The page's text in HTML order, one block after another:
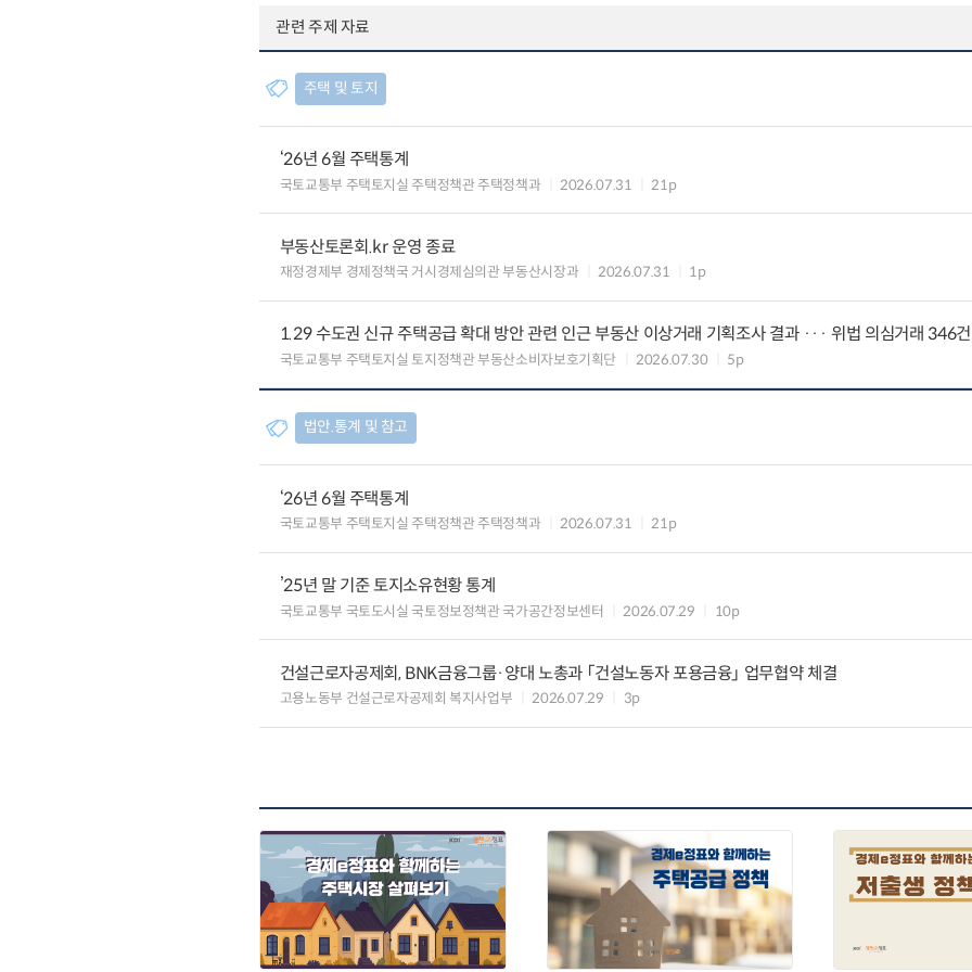
관련 주제 자료
주택 및 토지
‘26년 6월 주택통계
국토교통부 주택토지실 주택정책관 주택정책과 2026.07.31 21p
부동산토론회.kr 운영 종료
재정경제부 경제정책국 거시경제심의관 부동산시장과 2026.07.31 1p
1.29 수도권 신규 주택공급 확대 방안 관련 인근 부동산 이상거래 기획조사 결과 ··· 위법 의심거래 346
국토교통부 주택토지실 토지정책관 부동산소비자보호기획단 2026.07.30 5p
법안.통계 및 참고
‘26년 6월 주택통계
국토교통부 주택토지실 주택정책관 주택정책과 2026.07.31 21p
’25년 말 기준 토지소유현황 통계
국토교통부 국토도시실 국토정보정책관 국가공간정보센터 2026.07.29 10p
건설근로자공제회, BNK금융그룹·양대 노총과 「건설노동자 포용금융」 업무협약 체결
고용노동부 건설근로자공제회 복지사업부 2026.07.29 3p